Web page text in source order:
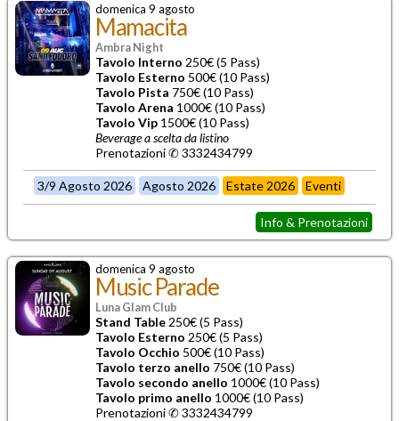
domenica 9 agosto
Mamacita
Ambra Night
Tavolo Interno 250€ (5 Pass)
Tavolo Esterno 500€ (10 Pass)
Tavolo Pista 750€ (10 Pass)
Tavolo Arena 1000€ (10 Pass)
Tavolo Vip 1500€ (10 Pass)
Beverage a scelta da listino
Prenotazioni ✆ 3332434799
3/9 Agosto 2026 Agosto 2026 Estate 2026 Eventi
Info & Prenotazioni
domenica 9 agosto
Music Parade
Luna Glam Club
Stand Table 250€ (5 Pass)
Tavolo Esterno 250€ (5 Pass)
Tavolo Occhio 500€ (10 Pass)
Tavolo terzo anello 750€ (10 Pass)
Tavolo secondo anello 1000€ (10 Pass)
Tavolo primo anello 1000€ (10 Pass)
Prenotazioni ✆ 3332434799